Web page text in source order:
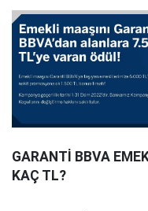
GARANTİ BBVA
KAÇ TL?